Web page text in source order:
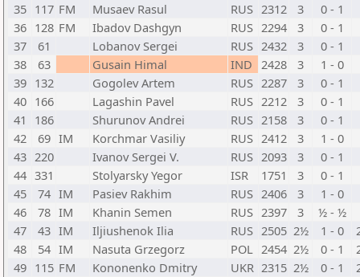
35 117 FM Musaev Rasul RUS 2312 3
0 - 1
36 128 FM Ibadov Dashgyn RUS 2294 3
0 - 1
37
61 Lobanov Sergei RUS 2432 3
0 - 1
38
63 Gusain Himal IND 2428 3
1 - 0
39 132 Gogolev Artem RUS 2287 3
0 - 1
40 166 Lagashin Pavel RUS 2212 3
0 - 1
41
186 Shurunov Andrei RUS 2158 3
0 - 1
42
69 IM Korchmar Vasiliy RUS 2412 3
1 - 0
43 220 Ivanov Sergei V. RUS 2093 3
0 - 1
44 331 Stolyarsky Yegor ISR 1751 3
0 - 1
45
74 IM Pasiev Rakhim RUS 2406 3
1 - 0
46
78 IM Khanin Semen RUS 2397 3
½ - ½
47
43 IM Iljiushenok Ilia RUS 2505 2½ 1 - 0
48
54 IM Nasuta Grzegorz POL 2454 2½ 0 - 1
49 115 FM Kononenko Dmitry UKR 2315 2½ 0 - 1